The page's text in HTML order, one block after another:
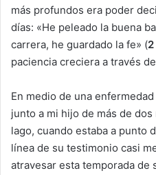
más profundos era poder
días: «He peleado la buena
carrera, he guardado la fe» (
paciencia creciera a través
En medio de una
junto a mi hijo de más de
lago, cuando estaba a punto
línea de su testimonio casi
atravesar esta temporada de